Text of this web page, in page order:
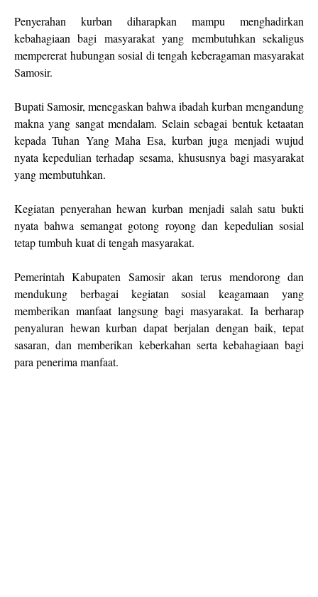
Penyerahan kurban diharapkan mampu menghadirkan
kebahagiaan bagi masyarakat yang membutuhkan sekaligus
mempererat hubungan sosial di tengah keberagaman masyarakat
Samosir.
Bupati Samosir, menegaskan bahwa ibadah kurban mengandung
makna yang sangat mendalam. Selain sebagai bentuk ketaatan
kepada Tuhan Yang Maha Esa, kurban juga menjadi wujud
nyata kepedulian terhadap sesama, khususnya bagi masyarakat
yang membutuhkan.
Kegiatan penyerahan hewan kurban menjadi salah satu bukti
nyata bahwa semangat gotong royong dan kepedulian sosial
tetap tumbuh kuat di tengah masyarakat.
Pemerintah Kabupaten Samosir akan terus mendorong dan
mendukung berbagai kegiatan sosial keagamaan yang
memberikan manfaat langsung bagi masyarakat. Ia berharap
penyaluran hewan kurban dapat berjalan dengan baik, tepat
sasaran, dan memberikan keberkahan serta kebahagiaan bagi
para penerima manfaat.